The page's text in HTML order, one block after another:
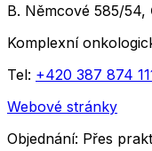
B. Němcové 585/54,
Komplexní
Tel: +420 387 874
Webové stránky
Objednání: Přes